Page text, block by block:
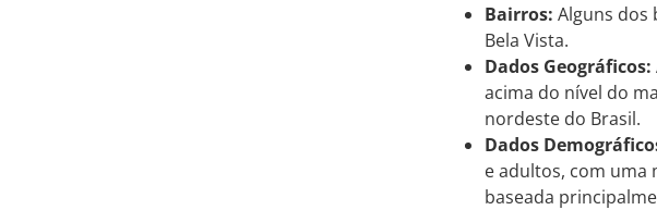
Bairros: Alguns dos
Bela Vista.
Dados Geográficos:
acima do nível do
nordeste do Brasil.
Dados
e adultos, com uma
baseada